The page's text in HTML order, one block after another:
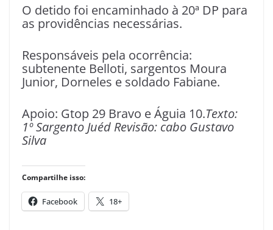
O detido foi encaminhado à 20ª DP para
as providências necessárias.
Responsáveis pela ocorrência:
subtenente Belloti, sargentos Moura
Junior, Dorneles e soldado Fabiane.
Apoio: Gtop 29 Bravo e Águia 10.Texto:
1º Sargento Juéd Revisão: cabo Gustavo
Silva
Compartilhe isso:
Facebook 18+